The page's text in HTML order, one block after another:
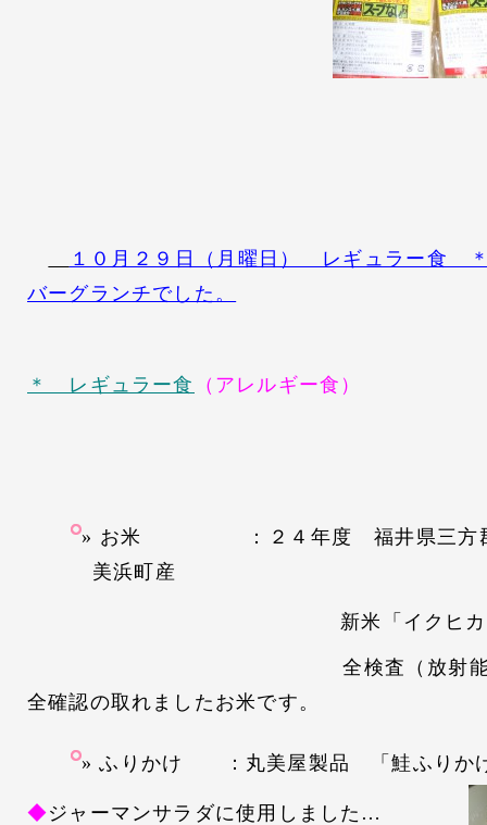
１０月２９日（月曜日） レギュラー食
バーグランチでした。
＊ レギュラー食 （アレルギー食）
お米 ：２４年度 福井県三方
美浜町産
新米「イクヒカリ」
全検査（放射能検査含
全確認の取れましたお米です。
ふりかけ ：丸美屋製品 「鮭ふりか
◆ジャーマンサラダに使用しました…